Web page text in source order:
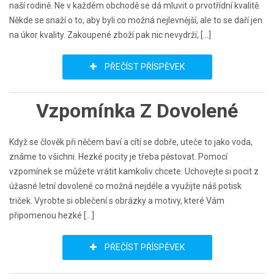
naší rodině. Ne v každém obchodě se dá mluvit o prvotřídní kvalitě.
Někde se snaží o to, aby byli co možná nejlevnější, ale to se daří jen
na úkor kvality. Zakoupené zboží pak nic nevydrží, […]
PŘEČÍST PŘÍSPĚVEK
Vzpomínka Z Dovolené
Když se člověk při něčem baví a cítí se dobře, uteče to jako voda,
známe to všichni. Hezké pocity je třeba pěstovat. Pomocí
vzpomínek se můžete vrátit kamkoliv chcete. Uchovejte si pocit z
úžasné letní dovolené co možná nejdéle a využijte náš potisk
triček. Vyrobte si oblečení s obrázky a motivy, které Vám
připomenou hezké […]
PŘEČÍST PŘÍSPĚVEK